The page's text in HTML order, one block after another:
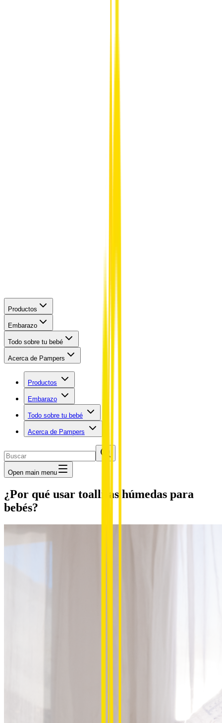
Productos
Embarazo
Todo sobre tu bebé
Acerca de Pampers
Productos
Embarazo
Todo sobre tu bebé
Acerca de Pampers
Open main menu
¿Por qué usar toallitas húmedas para
bebés?